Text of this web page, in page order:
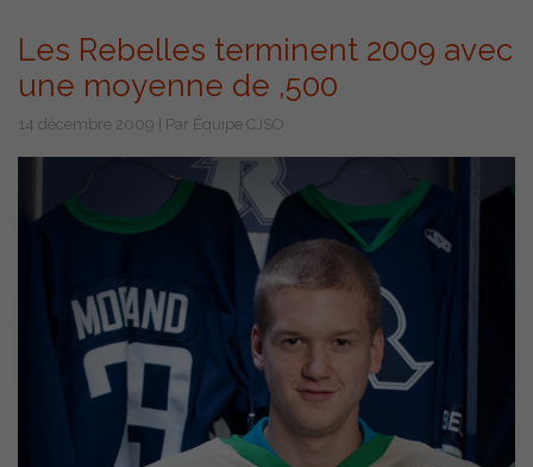
Les Rebelles terminent 2009 avec
une moyenne de ,500
14 décembre 2009 | Par Équipe CJSO